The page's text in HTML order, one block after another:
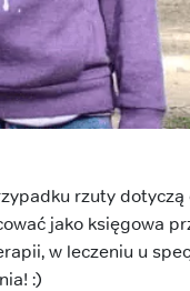
rzuty dotyczą
jako księgowa
w leczeniu u
:)